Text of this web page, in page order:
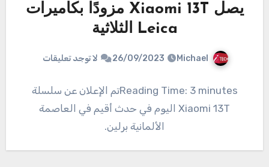
يصل Xiaomi 13T مزودًا بكاميرات
Leica الثلاثية
Michael
26/09/2023 لا توجد تعليقات
Reading Time: 3 minutesتم الإعلان عن سلسلة
Xiaomi 13T اليوم في حدث أقيم في العاصمة
الألمانية برلين.